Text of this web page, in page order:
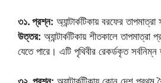
৩১. প্রশ্ন: অ্যান্টার্কটিকায় বরফের
উত্তর: অ্যান্টার্কটিকায় শীতকালে
যেতে পারে। এটি পৃথিবীর রেকর্ডকৃত সর্বনিম্ন